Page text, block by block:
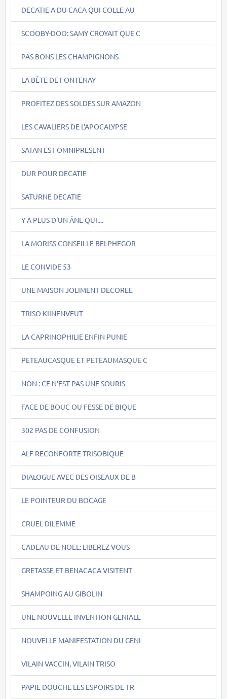
DECATIE A DU CACA QUI COLLE AU
SCOOBY-DOO: SAMY CROYAIT QUE C
PAS BONS LES CHAMPIGNONS
LA BÊTE DE FONTENAY
PROFITEZ DES SOLDES SUR AMAZON
LES CAVALIERS DE L'APOCALYPSE
SATAN EST OMNIPRESENT
DUR POUR DECATIE
SATURNE DECATIE
Y A PLUS D'UN ÂNE QUI....
LA MORISS CONSEILLE BELPHEGOR
LE CONVIDE 53
UNE MAISON JOLIMENT DECOREE
TRISO KIINENVEUT
LA CAPRINOPHILIE ENFIN PUNIE
PETEAUCASQUE ET PETEAUMASQUE C
NON : CE N'EST PAS UNE SOURIS
FACE DE BOUC OU FESSE DE BIQUE
302 PAS DE CONFUSION
ALF RECONFORTE TRISOBIQUE
DIALOGUE AVEC DES OISEAUX DE B
LE POINTEUR DU BOCAGE
CRUEL DILEMME
CADEAU DE NOEL: LIBEREZ VOUS
GRETASSE ET BENACACA VISITENT
SHAMPOING AU GIBOLIN
UNE NOUVELLE INVENTION GENIALE
NOUVELLE MANIFESTATION DU GENI
VILAIN VACCIN, VILAIN TRISO
PAPIE DOUCHE LES ESPOIRS DE TR